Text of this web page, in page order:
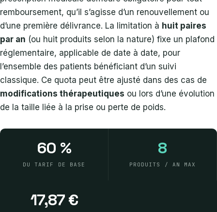
remboursement, qu’il s’agisse d’un renouvellement ou
d’une première délivrance. La limitation à huit paires
par an (ou huit produits selon la nature) fixe un plafond
réglementaire, applicable de date à date, pour
l’ensemble des patients bénéficiant d’un suivi
classique. Ce quota peut être ajusté dans des cas de
modifications thérapeutiques ou lors d’une évolution
de la taille liée à la prise ou perte de poids.
60 %
DU TARIF DE BASE
8
PRODUITS / AN MAX
17,87 €